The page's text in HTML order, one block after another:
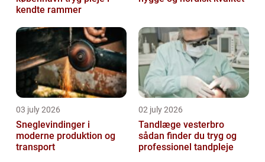
kendte rammer
03 july 2026
Sneglevindinger i
moderne produktion og
transport
02 july 2026
Tandlæge vesterbro
sådan finder du tryg og
professionel tandpleje